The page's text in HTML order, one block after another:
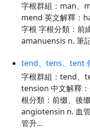
字根群組：man、
mend 英文解釋：
字根 字根分類：前
amanuensis n. 筆
tend、tens、tent
字根群組：tend、
tension 中文解釋
根分類：前缀、後
angiotensin n. 血
管升...